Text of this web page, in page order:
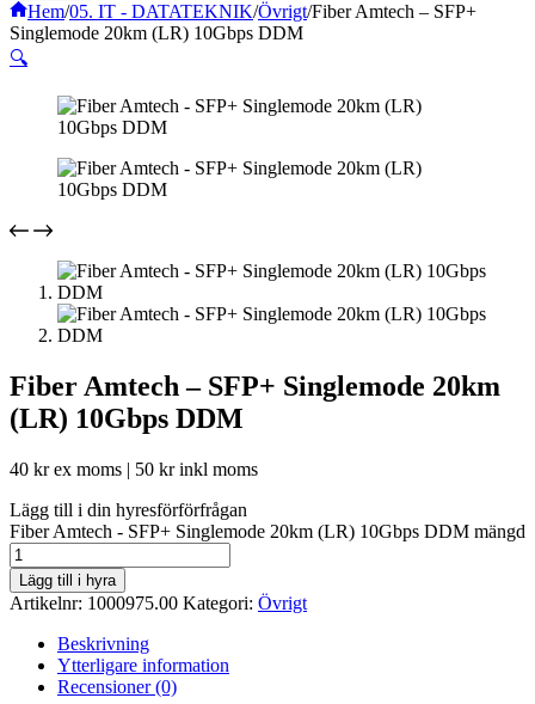
Hem/05. IT - DATATEKNIK/Övrigt/Fiber Amtech – SFP+
Singlemode 20km (LR) 10Gbps DDM
🔍
Fiber Amtech – SFP+ Singlemode 20km
(LR) 10Gbps DDM
40 krex moms | 50 krinkl moms
Lägg till i din hyresförförfrågan
Fiber Amtech - SFP+ Singlemode 20km (LR) 10Gbps DDM mängd
Lägg till i hyra
Artikelnr: 1000975.00 Kategori: Övrigt
Beskrivning
Ytterligare information
Recensioner (0)